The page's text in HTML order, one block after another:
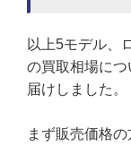
以上5モデル、
の買取相場に
届けしました。
まず販売価格